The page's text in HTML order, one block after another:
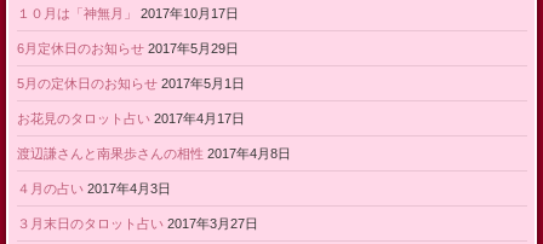
１０月は「神無月」 2017年10月17日
6月定休日のお知らせ 2017年5月29日
5月の定休日のお知らせ 2017年5月1日
お花見のタロット占い 2017年4月17日
渡辺謙さんと南果歩さんの相性 2017年4月8日
４月の占い 2017年4月3日
３月末日のタロット占い 2017年3月27日